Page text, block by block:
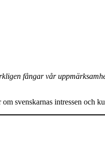
fångar vår
svenskarnas intressen och